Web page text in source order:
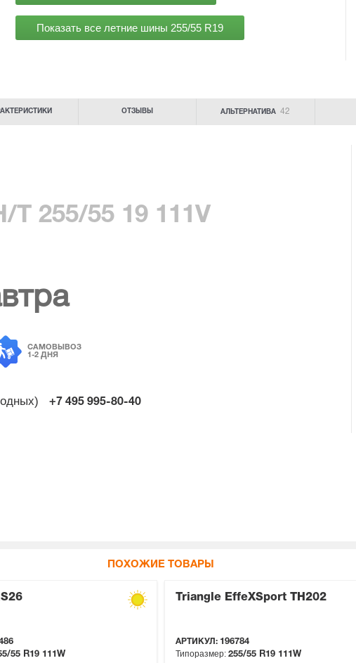
Показать все летние шины 255/55 R19
ОТЗЫВЫ АЛЬТЕРНАТИВА 42
T 255/55 19 111V
САМОВЫВОЗ
1-2 ДНЯ
+7 495 995-80-40
ПОХОЖИЕ ТОВАРЫ
55 R19 111W
Triangle EffeXSport TH202
АРТИКУЛ: 196784
Типоразмер: 255/55 R19 111W